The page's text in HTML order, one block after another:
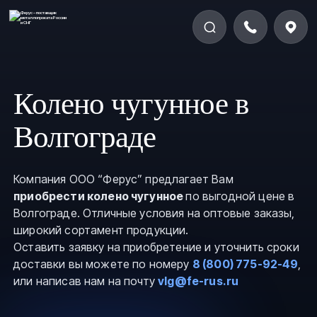
Колено чугунное в
Волгограде
Компания ООО “Ферус” предлагает Вам
приобрести колено чугунноепо выгодной цене в
Волгограде. Отличные условия на оптовые заказы,
широкий сортамент продукции.
Оставить заявку на приобретение и уточнить сроки
доставки вы можете по номеру 8 (800) 775-92-49,
или написав нам на почтуvlg@fe-rus.ru